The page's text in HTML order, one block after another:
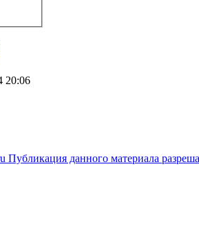
20:06
Публикация данного материала